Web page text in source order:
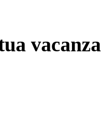
vacanza